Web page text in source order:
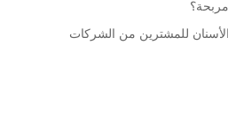
للمشترين من الشركات